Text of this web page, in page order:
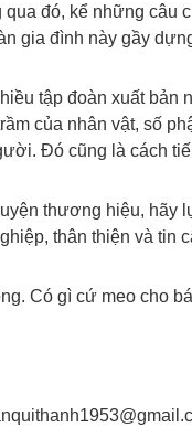
đó, kể những câu
gia đình này gầy
tập đoàn xuất bản
của nhân vật, số
Đó cũng là cách
thương hiệu, hãy
thân thiện và tin
Có gì cứ meo cho